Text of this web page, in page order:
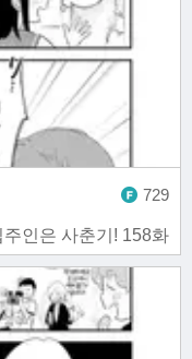
주인은 사춘기! 158화
729